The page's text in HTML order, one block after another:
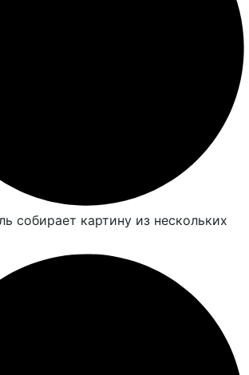
собирает картину из нескольких